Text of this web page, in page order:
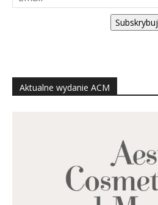
Subskrybuj
Aktualne wydanie ACM